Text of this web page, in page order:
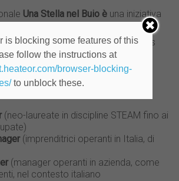
Una Stella nel Buio è una iniziativa
del talento femminile nelle
Technology, Engineering, Arts
istituito dall’Associazione Irini
in
(neo-laureate in discipline STEAM fino ai
(imprenditrici operanti in Italia, di
(manager operanti in azienda, come
nel contesto italiano
is blocking some features of this
follow the instructions at
browser-blocking-
to unblock these.